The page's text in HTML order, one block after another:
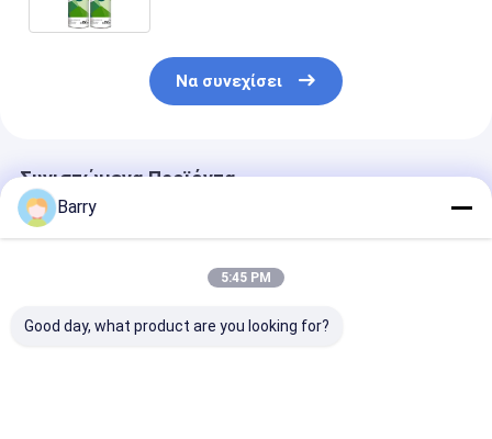
Να συνεχίσει
Συνιστώμενα Προϊόντα
Barry
5:45 PM
Good day, what product are you looking for?